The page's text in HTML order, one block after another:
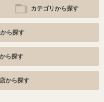
カテゴリから探す
ら探す
ら探す
から探す